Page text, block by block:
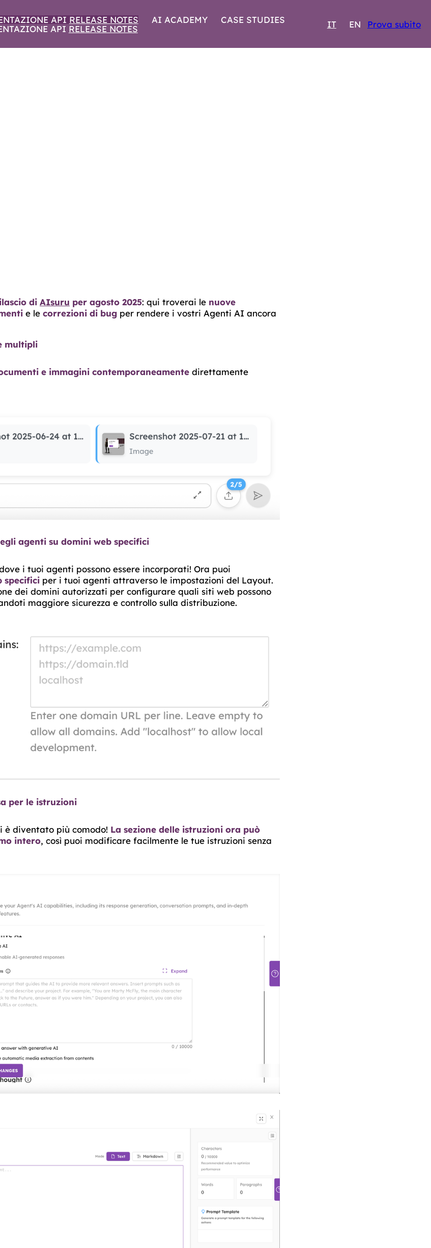
API RELEASE NOTES
API RELEASE NOTES
AI ACADEMY
CASE STUDIES
IT EN Prova subito
di AIsuru per agosto 2025: qui troverai le nuove
e le correzioni di bug per rendere i vostri Agenti AI ancora
multipli
e immagini contemporaneamente direttamente
agenti su domini web specifici
i tuoi agenti possono essere incorporati! Ora puoi
specifici per i tuoi agenti attraverso le impostazioni del Layout.
dei domini autorizzati per configurare quali siti web possono
maggiore sicurezza e controllo sulla distribuzione.
per le istruzioni
diventato più comodo! La sezione delle istruzioni ora può
intero, così puoi modificare facilmente le tue istruzioni senza